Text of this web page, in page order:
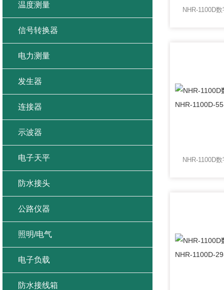
温度测量
信号转换器
电力测量
发生器
连接器
示波器
电子天平
防水接头
公路仪器
照明/电气
电子负载
防水接线箱